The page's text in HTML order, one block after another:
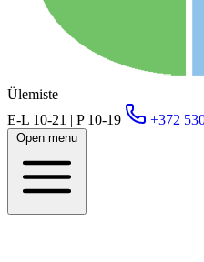
Ülemiste
E-L 10-21 | P 10-19
+372
Open menu